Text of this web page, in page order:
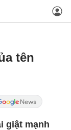
tên
giật mạnh